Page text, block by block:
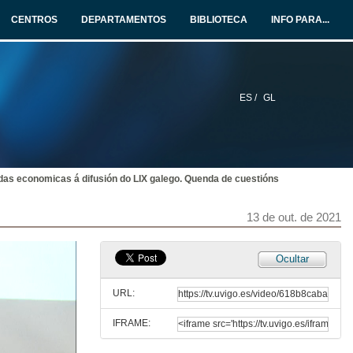
CENTROS DEPARTAMENTOS BIBLIOTECA INFO PARA...
ES / GL
economicas á difusión do LIX galego. Quenda de cuestións
13 de out. de 2021
Ocultar
URL:
IFRAME:
Inauguración da xornada
Liñas de axudas economicas á difusión do LIX galego